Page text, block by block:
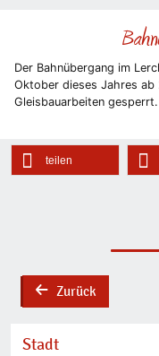
Der Bahnübergang im
Oktober dieses Jahres ab
Gleisbauarbeiten
teilen
backZurück
Stadt